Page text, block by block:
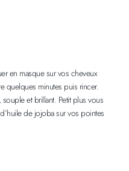
en masque sur vos cheveux
quelques minutes puis rincer.
et brillant. Petit plus vous
de jojoba sur vos pointes